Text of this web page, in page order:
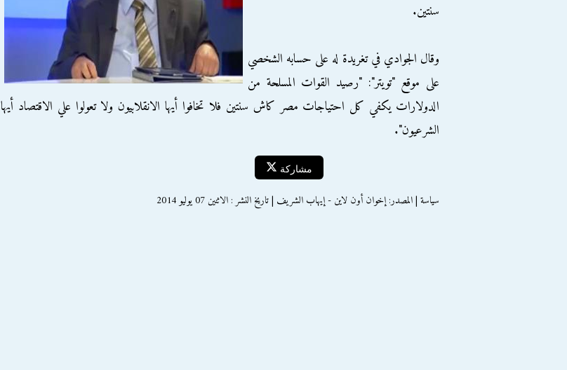
سنتين.
وقال الجوادي في تغريدة له على حسابه الشخصي
على موقع "تويتر": "رصيد القوات المسلحة من
الدولارات يكفي كل احتياجات مصر كاش سنتين فلا تخافوا أيها الانقلابيون ولا تعولوا علي الاقتصاد أيها
الشرعيون".
مشاركة
سياسة | المصدر: إخوان أون لاين - إيهاب الشريف | تاريخ النشر : الاثنين 07 يوليو 2014